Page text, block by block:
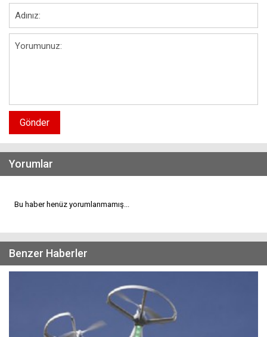
Gönder
Yorumlar
Bu haber henüz yorumlanmamış...
Benzer Haberler